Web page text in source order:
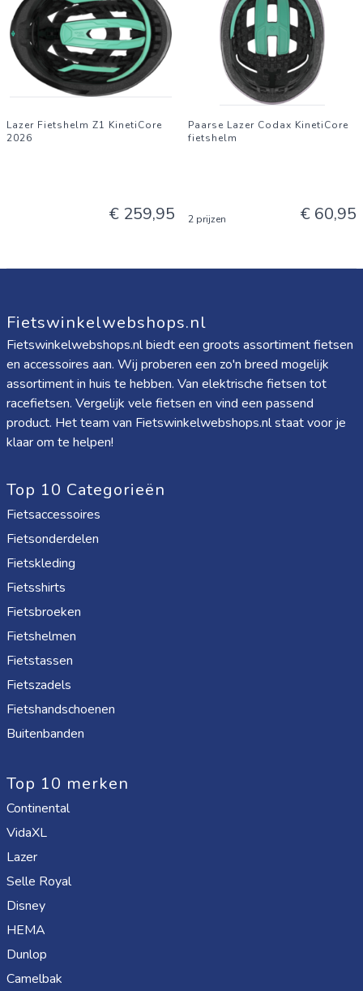
Lazer Fietshelm Z1 KinetiCore
2026
€ 259,95
Paarse Lazer Codax KinetiCore
fietshelm
2 prijzen € 60,95
Fietswinkelwebshops.nl
Fietswinkelwebshops.nl biedt een groots assortiment fietsen
en accessoires aan. Wij proberen een zo'n breed mogelijk
assortiment in huis te hebben. Van elektrische fietsen tot
racefietsen. Vergelijk vele fietsen en vind een passend
product. Het team van Fietswinkelwebshops.nl staat voor je
klaar om te helpen!
Top 10 Categorieën
Fietsaccessoires
Fietsonderdelen
Fietskleding
Fietsshirts
Fietsbroeken
Fietshelmen
Fietstassen
Fietszadels
Fietshandschoenen
Buitenbanden
Top 10 merken
Continental
VidaXL
Lazer
Selle Royal
Disney
HEMA
Dunlop
Camelbak